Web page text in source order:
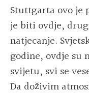
Stuttgarta ovo je
je biti ovdje,
natjecanje.
godine, ovdje su
svijetu, svi se
Da doživim